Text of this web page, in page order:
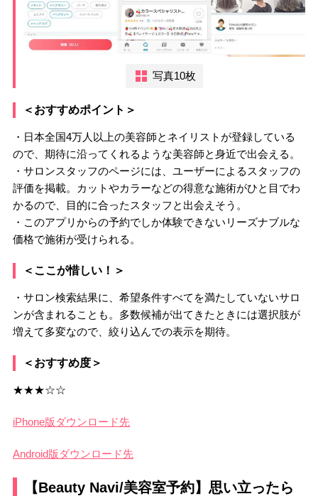
写真10枚
＜おすすめポイント＞
・日本全国4万人以上の美容師とネイリストが登録している
ので、期待に沿ってくれるような美容師と身近で出会える。
・サロンスタッフのページには、ユーザーによるスタッフの
評価を掲載。カットやカラーなどの得意な施術がひと目でわ
かるので、目的に合ったスタッフと出会えそう。
・このアプリからの予約でしか体験できないリーズナブルな
価格で施術が受けられる。
＜ここが惜しい！＞
・サロン検索結果に、希望条件すべてを満たしていないサロ
ンが含まれることも。多数候補が出てきたときには選択肢が
増えて多変なので、絞り込んでの表示を期待。
＜おすすめ度＞
★★★☆☆
iPhone版ダウンロード先
Android版ダウンロード先
【Beauty Navi/美容室予約】思い立ったら